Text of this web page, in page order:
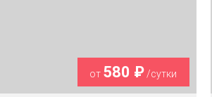
от 580 ₽/сутки